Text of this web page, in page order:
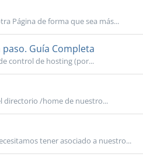
Página de forma que sea más...
Guía Completa
control de hosting (por...
directorio /home de nuestro...
tener asociado a nuestro...